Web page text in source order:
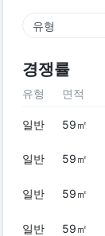
유형
경쟁률
유형 면적
일반 59㎡
일반 59㎡
일반 59㎡
일반 59㎡